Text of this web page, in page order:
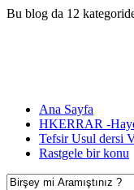
Bu blog da 12
Ana Sayfa
HKERRAR -
Tefsir Usul dersi
Rastgele bir konu